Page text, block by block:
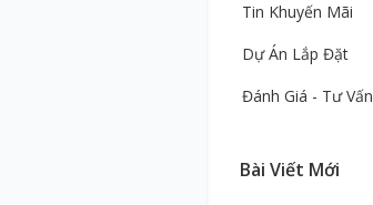
Tin Khuyến Mãi
Dự Án Lắp Đặt
Đánh Giá - Tư Vấn
Bài Viết Mới